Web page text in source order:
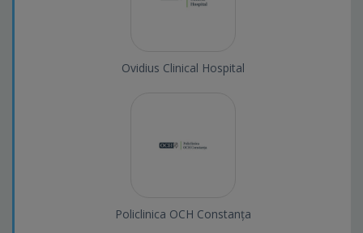
Ovidius Clinical Hospital
Policlinica OCH Constanța